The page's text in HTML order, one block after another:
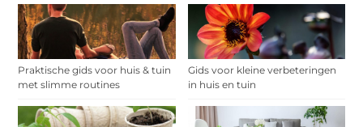
Praktische gids voor huis & tuin
met slimme routines
Gids voor kleine verbeteringen
in huis en tuin